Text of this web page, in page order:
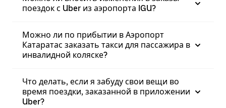
поездок с Uber из аэропорта IGU?
Можно ли по прибытии в Аэропорт
Катаратас заказать такси для пассажира в
инвалидной коляске?
Что делать, если я забуду свои вещи во
время поездки, заказанной в приложении
Uber?